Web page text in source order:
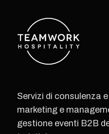
Servizi di consulenza
marketing e
gestione eventi B2B